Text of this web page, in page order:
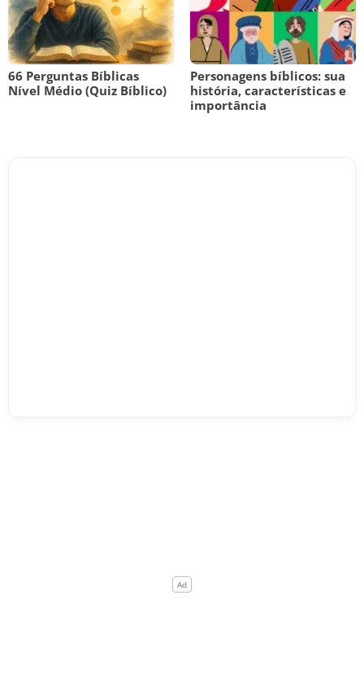
66 Perguntas Bíblicas
Nível Médio (Quiz Bíblico)
Personagens bíblicos: sua
história, características e
importância